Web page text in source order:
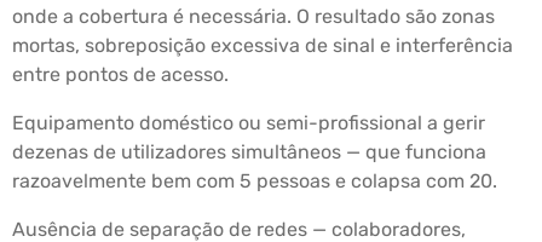
onde a cobertura é necessária. O resultado são zonas
mortas, sobreposição excessiva de sinal e interferência
entre pontos de acesso.
Equipamento doméstico ou semi-profissional a gerir
dezenas de utilizadores simultâneos — que funciona
razoavelmente bem com 5 pessoas e colapsa com 20.
Ausência de separação de redes — colaboradores,